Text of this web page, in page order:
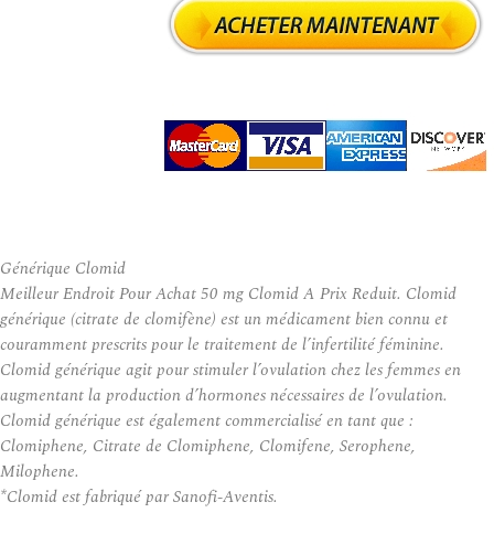
Générique Clomid
Meilleur Endroit Pour Achat 50 mg Clomid A Prix Reduit. Clomid
générique (citrate de clomifène) est un médicament bien connu et
couramment prescrits pour le traitement de l’infertilité féminine.
Clomid générique agit pour stimuler l’ovulation chez les femmes en
augmentant la production d’hormones nécessaires de l’ovulation.
Clomid générique est également commercialisé en tant que :
Clomiphene, Citrate de Clomiphene, Clomifene, Serophene,
Milophene.
*Clomid est fabriqué par Sanofi-Aventis.